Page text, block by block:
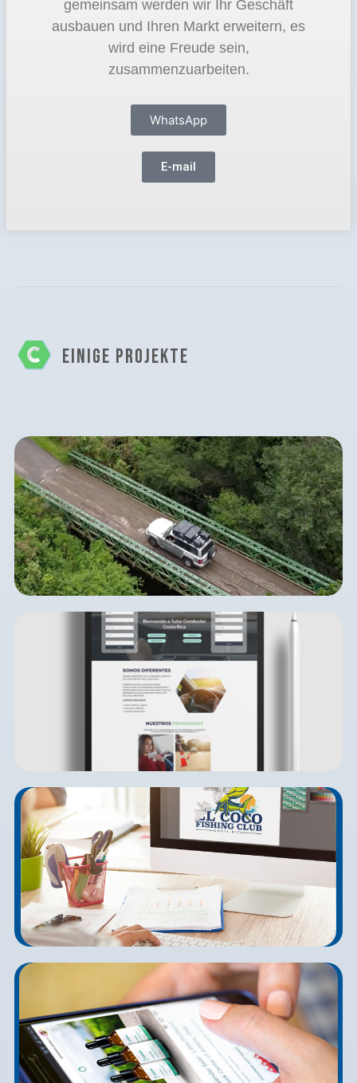
gemeinsam werden wir Ihr Geschäft
ausbauen und Ihren Markt erweitern, es
wird eine Freude sein,
zusammenzuarbeiten.
WhatsApp
E-mail
EINIGE PROJEKTE